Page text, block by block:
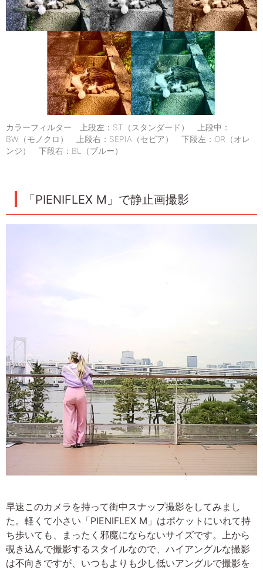
カラーフィルター 上段左：ST（スタンダード） 上段中：
BW（モノクロ） 上段右：SEPIA（セピア） 下段左：OR（オレ
ンジ） 下段右：BL（ブルー）
「PIENIFLEX M」で静止画撮影
早速このカメラを持って街中スナップ撮影をしてみまし
た。軽くて小さい「PIENIFLEX M」はポケットにいれて持
ち歩いても、まったく邪魔にならないサイズです。上から
覗き込んで撮影するスタイルなので、ハイアングルな撮影
は不向きですが、いつもよりも少し低いアングルで撮影を